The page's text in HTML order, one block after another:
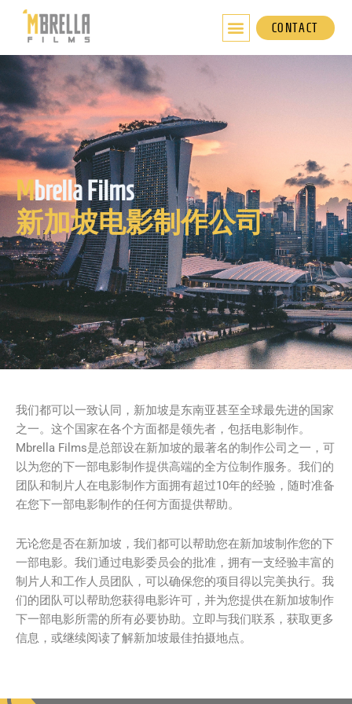
CONTACT
Mbrella Films
新加坡电影制作公司
我们都可以一致认同，新加坡是东南亚甚至全球最先进的国家
之一。这个国家在各个方面都是领先者，包括电影制作。
Mbrella Films是总部设在新加坡的最著名的制作公司之一，可
以为您的下一部电影制作提供高端的全方位制作服务。我们的
团队和制片人在电影制作方面拥有超过10年的经验，随时准备
在您下一部电影制作的任何方面提供帮助。
无论您是否在新加坡，我们都可以帮助您在新加坡制作您的下
一部电影。我们通过电影委员会的批准，拥有一支经验丰富的
制片人和工作人员团队，可以确保您的项目得以完美执行。我
们的团队可以帮助您获得电影许可，并为您提供在新加坡制作
下一部电影所需的所有必要协助。立即与我们联系，获取更多
信息，或继续阅读了解新加坡最佳拍摄地点。